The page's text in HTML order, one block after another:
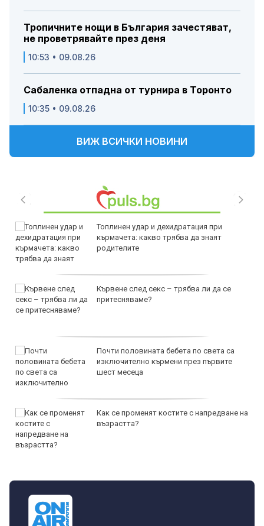
Тропичните нощи в България зачестяват,
не проветрявайте през деня
10:53 • 09.08.26
Сабаленка отпадна от турнира в Торонто
10:35 • 09.08.26
ВИЖ ВСИЧКИ НОВИНИ
Топлинен удар и дехидратация при
кърмачета: какво трябва да знаят
родителите
Кървене след секс – трябва ли да се
притесняваме?
Почти половината бебета по света са
изключително кърмени през първите
шест месеца
Как се променят костите с напредване на
възрастта?